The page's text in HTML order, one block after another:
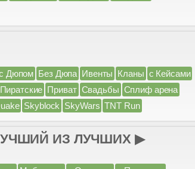
Дюпом Без Дюпа Ивенты Кланы с Кейсами
Пиратские Приват Свадьбы Сплиф арена
Skyblock SkyWars TNT Run
ЛУЧШИЙ ИЗ ЛУЧШИХ ▶